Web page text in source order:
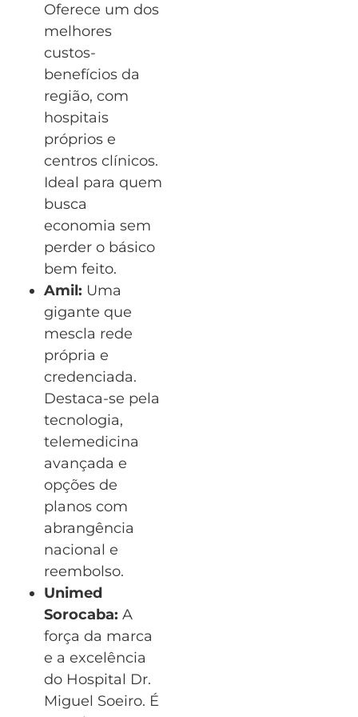
Oferece um dos
melhores
custos-
benefícios da
região, com
hospitais
próprios e
centros clínicos.
Ideal para quem
busca
economia sem
perder o básico
bem feito.
Amil: Uma
gigante que
mescla rede
própria e
credenciada.
Destaca-se pela
tecnologia,
telemedicina
avançada e
opções de
planos com
abrangência
nacional e
reembolso.
Unimed
Sorocaba: A
força da marca
e a excelência
do Hospital Dr.
Miguel Soeiro. É